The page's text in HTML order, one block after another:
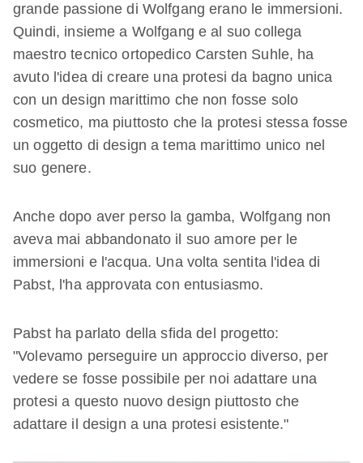
grande passione di Wolfgang erano le immersioni.
Quindi, insieme a Wolfgang e al suo collega
maestro tecnico ortopedico Carsten Suhle, ha
avuto l'idea di creare una protesi da bagno unica
con un design marittimo che non fosse solo
cosmetico, ma piuttosto che la protesi stessa fosse
un oggetto di design a tema marittimo unico nel
suo genere.
Anche dopo aver perso la gamba, Wolfgang non
aveva mai abbandonato il suo amore per le
immersioni e l'acqua. Una volta sentita l'idea di
Pabst, l'ha approvata con entusiasmo.
Pabst ha parlato della sfida del progetto:
"Volevamo perseguire un approccio diverso, per
vedere se fosse possibile per noi adattare una
protesi a questo nuovo design piuttosto che
adattare il design a una protesi esistente."